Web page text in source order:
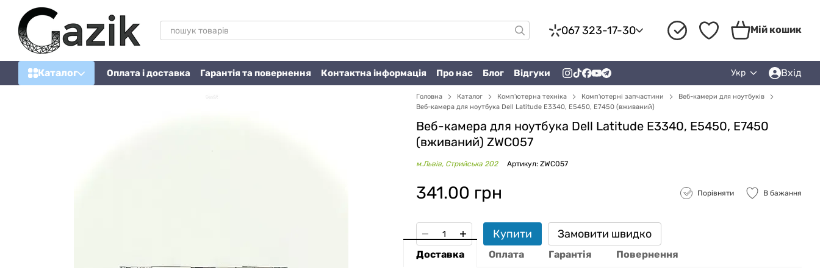
Перейти до основного контенту
067 323-17-30 Мій кошик
Каталог Оплата і доставка Гарантія та повернення Контактна інформація Про нас Блог Відгуки Укр Вхід
Головна Каталог Комп'ютерна техніка Комп'ютерні запчастини
Веб-камери для ноутбуків
Веб-камера для ноутбука Dell Latitude E3340, E5450, E7450 (вживаний)
Веб-камера для ноутбука Dell Latitude E3340, E5450, E7450
(вживаний) ZWC057
м.Львів, Стрийська 202 Артикул: ZWC057
341.00 грн Порівняти В бажання
Купити Замовити швидко
Доставка Оплата Гарантія Повернення